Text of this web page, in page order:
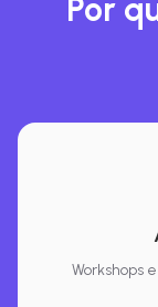
Por
Workshops